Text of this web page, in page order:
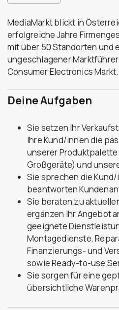
MediaMarkt blickt in
erfolgreiche Jahre
mit über 50 Standorten und
ungeschlagener
Consumer Electronics Markt.
Deine Aufgaben
Sie setzen Ihr
Ihre Kund/innen die
unserer
Großgeräte) und
Sie sprechen die
beantworten
Sie beraten zu
ergänzen Ihr Angebot
geeignete
Montagedienste,
Finanzierungs- und
sowie Ready-to-use
Sie sorgen für eine
übersichtliche